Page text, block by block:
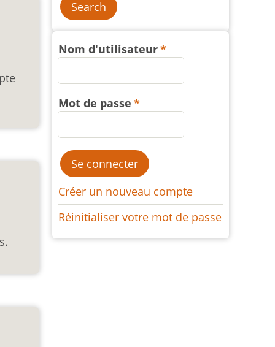
Nom d'utilisateur
Mot de passe
Créer un nouveau compte
Réinitialiser votre mot de passe